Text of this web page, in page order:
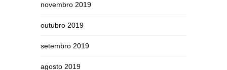
novembro 2019
outubro 2019
setembro 2019
agosto 2019